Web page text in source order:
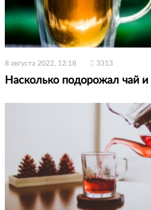
8 августа 2022, 12:18 3313
Насколько подорожал чай и